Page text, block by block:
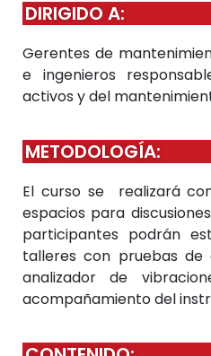
DIRIGIDO A:
Gerentes de
e ingenieros
activos y del
METODOLOGÍA:
El curso se realizará
espacios para
participantes podrán
talleres con pruebas
analizador de
acompañamiento del